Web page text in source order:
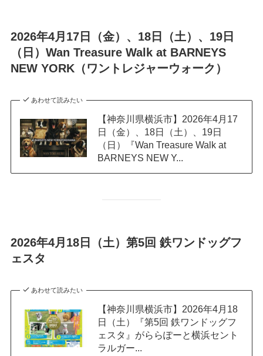
2026年4月17日（金）、18日（土）、19日
（日）Wan Treasure Walk at BARNEYS
NEW YORK（ワントレジャーウォーク）
あわせて読みたい
【神奈川県横浜市】2026年4月17
日（金）、18日（土）、19日
（日）『Wan Treasure Walk at
BARNEYS NEW Y...
2026年4月18日（土）第5回 鉄ワンドッグフ
ェスタ
あわせて読みたい
【神奈川県横浜市】2026年4月18
日（土）『第5回 鉄ワンドッグフ
ェスタ』がららぽーと横浜セント
ラルガー...